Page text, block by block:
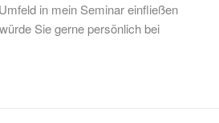
in mein Seminar einfließen
Sie gerne persönlich bei